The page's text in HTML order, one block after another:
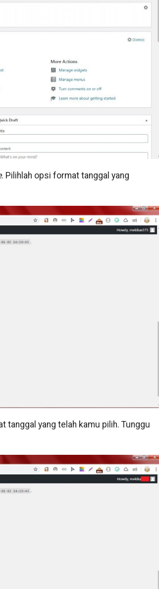
. Pilihlah opsi format tanggal yang
yang telah kamu pilih. Tunggu